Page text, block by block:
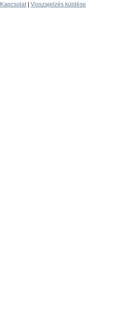
Kapcsolat| Visszajelzés küldése